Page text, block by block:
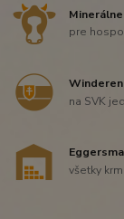
pre
Winderen
na SVK
všetky